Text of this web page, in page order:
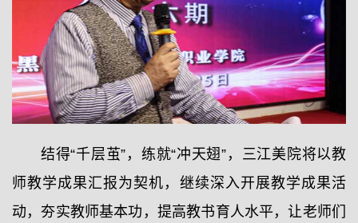
结得“千层茧”，练就“冲天翅”，三江美院将以教
师教学成果汇报为契机，继续深入开展教学成果活
动，夯实教师基本功，提高教书育人水平，让老师们